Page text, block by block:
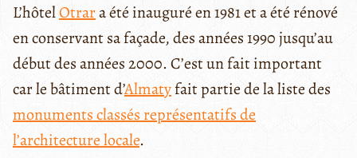
L’hôtelOtrara été inauguré en 1981 et a été rénové
en conservant sa façade, des années 1990 jusqu’au
début des années 2000. C’est un fait important
car le bâtiment d’Almatyfait partie de la liste des
monuments classés représentatifs de
l’architecture locale.